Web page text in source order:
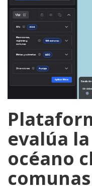
evalúa
océano